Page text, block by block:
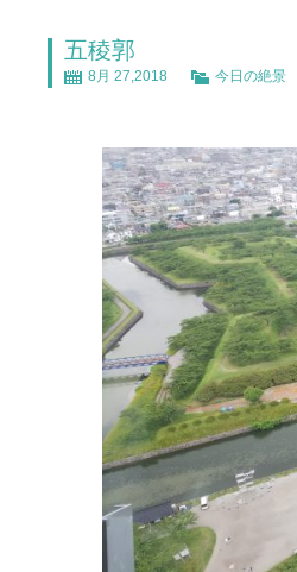
五稜郭
8月 27,2018 今日の絶景